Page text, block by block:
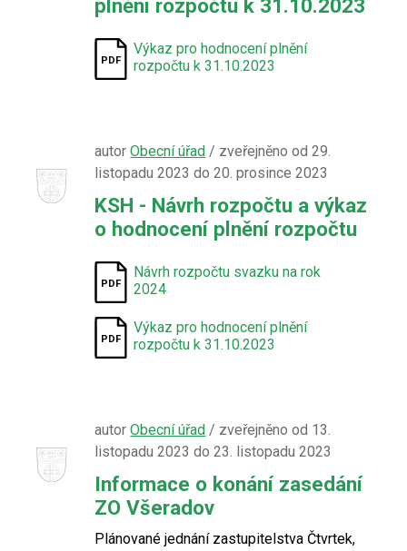
plnění rozpočtu k 31.10.2023
Výkaz pro hodnocení plnění
rozpočtu k 31.10.2023
autorObecní úřad / zveřejněno od 29.
listopadu 2023 do 20. prosince 2023
KSH - Návrh rozpočtu a výkaz
o hodnocení plnění rozpočtu
Návrh rozpočtu svazku na rok
2024
Výkaz pro hodnocení plnění
rozpočtu k 31.10.2023
autorObecní úřad / zveřejněno od 13.
listopadu 2023 do 23. listopadu 2023
Informace o konání zasedání
ZO Všeradov
Plánované jednání zastupitelstva Čtvrtek,